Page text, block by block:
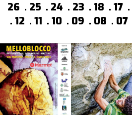
26 25 24 23 18 17
12
11 10 09 08 07